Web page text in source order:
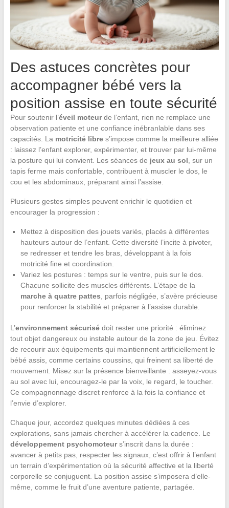
Des astuces concrètes pour
accompagner bébé vers la
position assise en toute sécurité
Pour soutenir l’éveil moteurde l’enfant, rien ne remplace une
observation patiente et une confiance inébranlable dans ses
capacités. La motricité libres’impose comme la meilleure alliée
: laissez l’enfant explorer, expérimenter, et trouver par lui-même
la posture qui lui convient. Les séances de jeux au sol , sur un
tapis ferme mais confortable, contribuent à muscler le dos, le
cou et les abdominaux, préparant ainsi l’assise.
Plusieurs gestes simples peuvent enrichir le quotidien et
encourager la progression :
Mettez à disposition des jouets variés, placés à différentes
hauteurs autour de l’enfant. Cette diversité l’incite à pivoter,
se redresser et tendre les bras, développant à la fois
motricité fine et coordination.
Variez les postures : temps sur le ventre, puis sur le dos.
Chacune sollicite des muscles différents. L’étape de la
marche à quatre pattes , parfois négligée, s’avère précieuse
pour renforcer la stabilité et préparer à l’assise durable.
L’environnement sécurisédoit rester une priorité : éliminez
tout objet dangereux ou instable autour de la zone de jeu. Évitez
de recourir aux équipements qui maintiennent artificiellement le
bébé assis, comme certains coussins, qui freinent sa liberté de
mouvement. Misez sur la présence bienveillante : asseyez-vous
au sol avec lui, encouragez-le par la voix, le regard, le toucher.
Ce compagnonnage discret renforce à la fois la confiance et
l’envie d’explorer.
Chaque jour, accordez quelques minutes dédiées à ces
explorations, sans jamais chercher à accélérer la cadence. Le
développement psychomoteurs’inscrit dans la durée :
avancer à petits pas, respecter les signaux, c’est offrir à l’enfant
un terrain d’expérimentation où la sécurité affective et la liberté
corporelle se conjuguent. La position assise s’imposera d’elle-
même, comme le fruit d’une aventure patiente, partagée.